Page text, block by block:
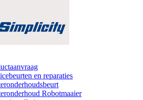
en reparaties
Robotmaaier